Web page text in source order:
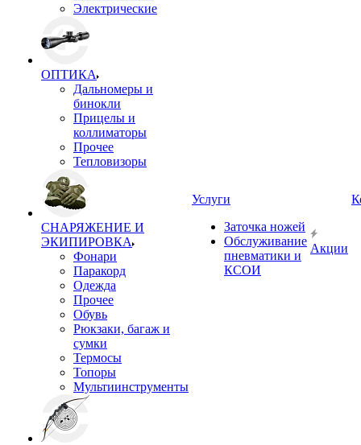
Электрические
ОПТИКА
Дальномеры и
бинокли
Прицелы и
коллиматоры
Прочее
Тепловизоры
СНАРЯЖЕНИЕ И
ЭКИПИРОВКА
Фонари
Паракорд
Одежда
Прочее
Обувь
Рюкзаки, багаж и
сумки
Термосы
Топоры
Мультиинструменты
Услуги
Заточка ножей
Обслуживание
пневматики и
КСОИ
Акции